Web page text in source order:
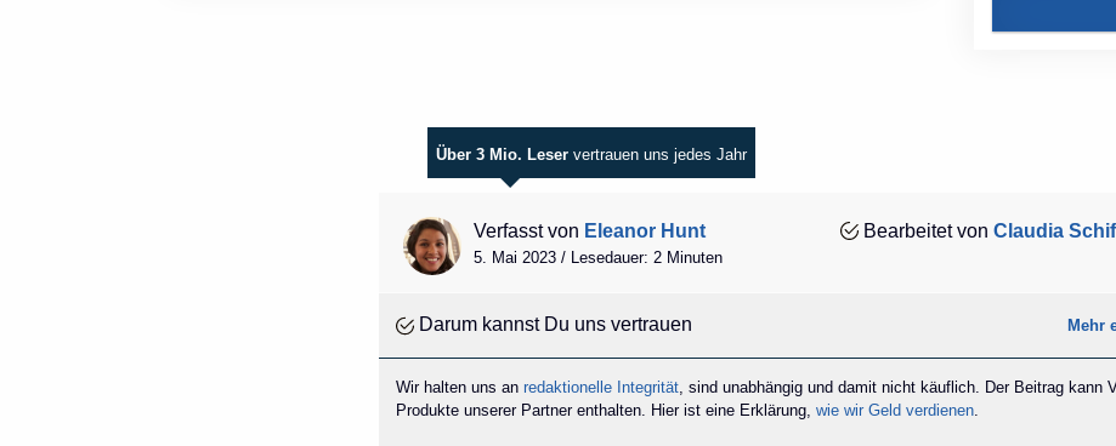
Über 3 Mio. Leser vertrauen uns jedes Jahr
Verfasst von Eleanor Hunt
5. Mai 2023 / Lesedauer: 2 Minuten
Bearbeitet von Claudia
Darum kannst Du uns vertrauen Mehr
Wir halten uns anredaktionelle Integrität, sind unabhängig und damit nicht käuflich. Der Beitrag kann
Produkte unserer Partner enthalten. Hier ist eine Erklärung,wie wir Geld verdienen.